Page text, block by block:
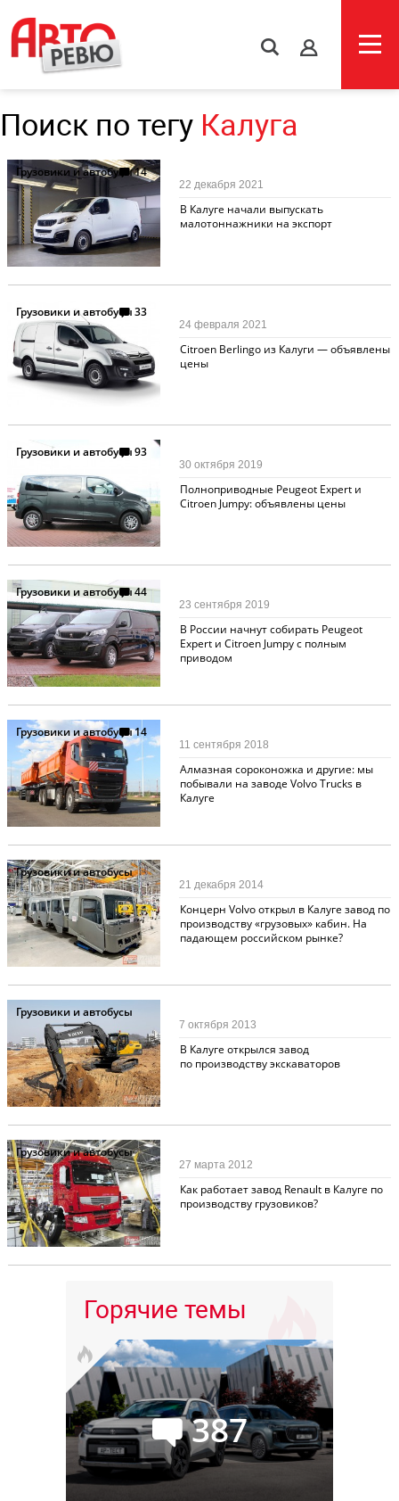
s
Поиск по тегу Калуга
Грузовики и автобусы14
В Калуге начали выпускать
малотоннажники на экспорт
22 декабря 2021
Грузовики и автобусы33
Citroen Berlingo из Калуги — объявлены
цены
24 февраля 2021
Грузовики и автобусы93
Полноприводные Peugeot Expert и
Citroen Jumpy: объявлены цены
30 октября 2019
Грузовики и автобусы44
В России начнут собирать Peugeot
Expert и Citroen Jumpy с полным
приводом
23 сентября 2019
Грузовики и автобусы14
Алмазная сороконожка и другие: мы
побывали на заводе Volvo Trucks в
Калуге
11 сентября 2018
Грузовики и автобусы
Концерн Volvo открыл в Калуге завод по
производству «грузовых» кабин. На
падающем российском рынке?
21 декабря 2014
Грузовики и автобусы
В Калуге открылся завод
по производству экскаваторов
7 октября 2013
Грузовики и автобусы
Как работает завод Renault в Калуге по
производству грузовиков?
27 марта 2012
Горячие темы
387